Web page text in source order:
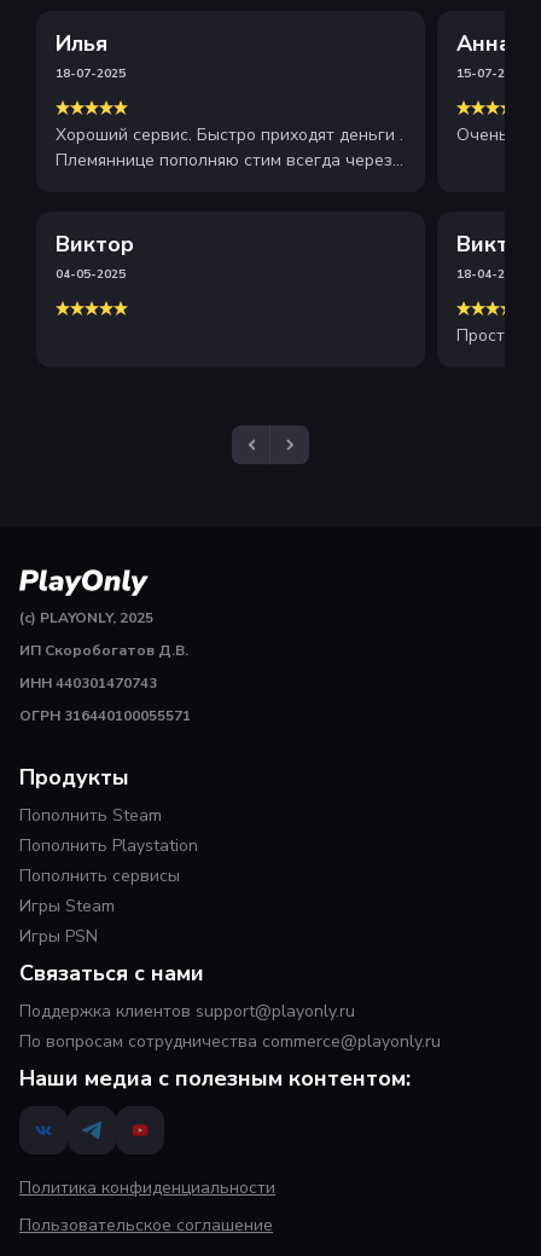
Илья
18-07-2025
Хороший сервис. Быстро приходят деньги .
Племяннице пополняю стим всегда через
Анна
15-07-2025
Очень
Виктор
04-05-2025
Виктор
18-04-2025
Просто и
(c) PLAYONLY, 2025
ИП Скоробогатов Д.В.
ИНН 440301470743
ОГРН 316440100055571
Продукты
Пополнить Steam
Пополнить Playstation
Пополнить сервисы
Игры Steam
Игры PSN
Связаться с нами
Поддержка клиентов support@playonly.ru
По вопросам сотрудничества commerce@playonly.ru
Наши медиа с полезным контентом:
Политика конфиденциальности
Пользовательское соглашение